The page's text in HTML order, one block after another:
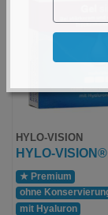
HYLO-VISION
HYLO-
★ Premium
ohne
mit Hyaluron